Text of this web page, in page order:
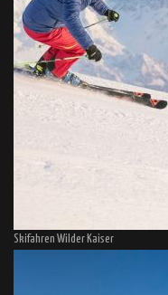
Skifahren Wilder Kaiser